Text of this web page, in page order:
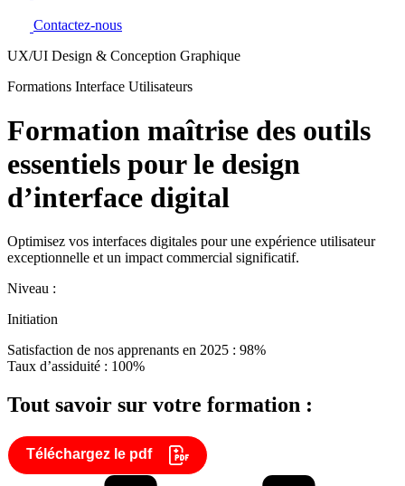
Contactez-nous
UX/UI Design & Conception Graphique
Formations Interface Utilisateurs
Formation maîtrise des outils
essentiels pour le design
d’interface digital
Optimisez vos interfaces digitales pour une expérience utilisateur
exceptionnelle et un impact commercial significatif.
Niveau :
Initiation
Satisfaction de nos apprenants en 2025 : 98%
Taux d’assiduité : 100%
Tout savoir sur votre formation :
Téléchargez le pdf